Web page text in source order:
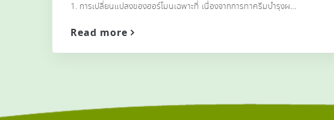
1. การเปลี่ยนแปลงของฮอร์โมนเฉพาะที่ เนื่องจากการทาครีมบำรุงผ…
Read more